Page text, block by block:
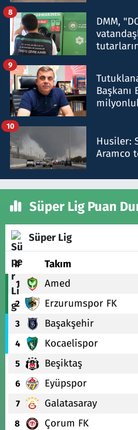
DMM,
8
Başkanı
9
Husiler:
Aramco
10
Süper Lig Puan
Süper Lig
# Takım
1 Amed
2 Erzurumspor FK
3 Başakşehir
4 Kocaelispor
5 Beşiktaş
6 Eyüpspor
7 Galatasaray
8 Çorum FK